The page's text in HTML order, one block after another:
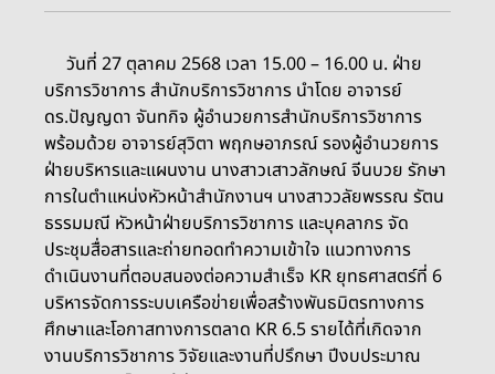
วันที่ 27 ตุลาคม 2568 เวลา 15.00 – 16.00 น. ฝ่าย
บริการวิชาการ สำนักบริการวิชาการ นำโดย อาจารย์
ดร.ปัญญดา จันทกิจ ผู้อำนวยการสำนักบริการวิชาการ
พร้อมด้วย อาจารย์สุวิตา พฤกษอาภรณ์ รองผู้อำนวยการ
ฝ่ายบริหารและแผนงาน นางสาวเสาวลักษณ์ จีนบวย รักษา
การในตำแหน่งหัวหน้าสำนักงานฯ นางสาววลัยพรรณ รัตน
ธรรมมณี หัวหน้าฝ่ายบริการวิชาการ และบุคลากร จัด
ประชุมสื่อสารและถ่ายทอดทำความเข้าใจ แนวทางการ
ดำเนินงานที่ตอบสนองต่อความสำเร็จ KR ยุทธศาสตร์ที่ 6
บริหารจัดการระบบเครือข่ายเพื่อสร้างพันธมิตรทางการ
ศึกษาและโอกาสทางการตลาด KR 6.5 รายได้ที่เกิดจาก
งานบริการวิชาการ วิจัยและงานที่ปรึกษา ปีงบประมาณ